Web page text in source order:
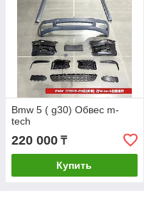
Bmw 5 ( g30) Обвес m-
tech
220 000 ₸
Купить